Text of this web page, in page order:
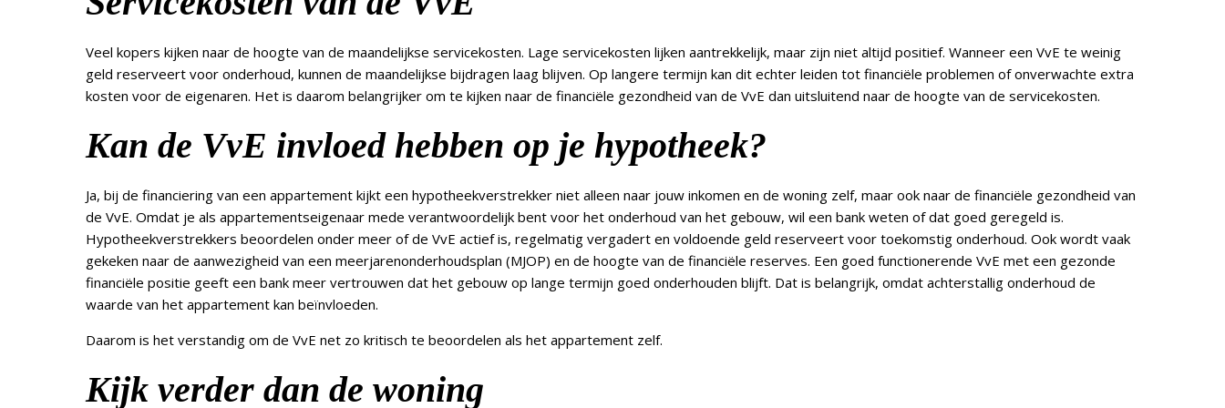
Veel kopers kijken naar de hoogte van de maandelijkse servicekosten. Lage servicekosten lijken aantrekkelijk, maar zijn niet altijd positief. Wanneer een VvE te weinig
geld reserveert voor onderhoud, kunnen de maandelijkse bijdragen laag blijven. Op langere termijn kan dit echter leiden tot financiële problemen of onverwachte extra
kosten voor de eigenaren. Het is daarom belangrijker om te kijken naar de financiële gezondheid van de VvE dan uitsluitend naar de hoogte van de servicekosten.
Kan de VvE invloed hebben op je hypotheek?
Ja, bij de financiering van een appartement kijkt een hypotheekverstrekker niet alleen naar jouw inkomen en de woning zelf, maar ook naar de financiële gezondheid van
de VvE. Omdat je als appartementseigenaar mede verantwoordelijk bent voor het onderhoud van het gebouw, wil een bank weten of dat goed geregeld is.
Hypotheekverstrekkers beoordelen onder meer of de VvE actief is, regelmatig vergadert en voldoende geld reserveert voor toekomstig onderhoud. Ook wordt vaak
gekeken naar de aanwezigheid van een meerjarenonderhoudsplan (MJOP) en de hoogte van de financiële reserves. Een goed functionerende VvE met een gezonde
financiële positie geeft een bank meer vertrouwen dat het gebouw op lange termijn goed onderhouden blijft. Dat is belangrijk, omdat achterstallig onderhoud de
waarde van het appartement kan beïnvloeden.
Daarom is het verstandig om de VvE net zo kritisch te beoordelen als het appartement zelf.
Kijk verder dan de woning